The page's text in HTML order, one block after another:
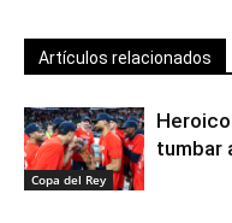
Artículos relacionados
Copa del Rey
tumbar